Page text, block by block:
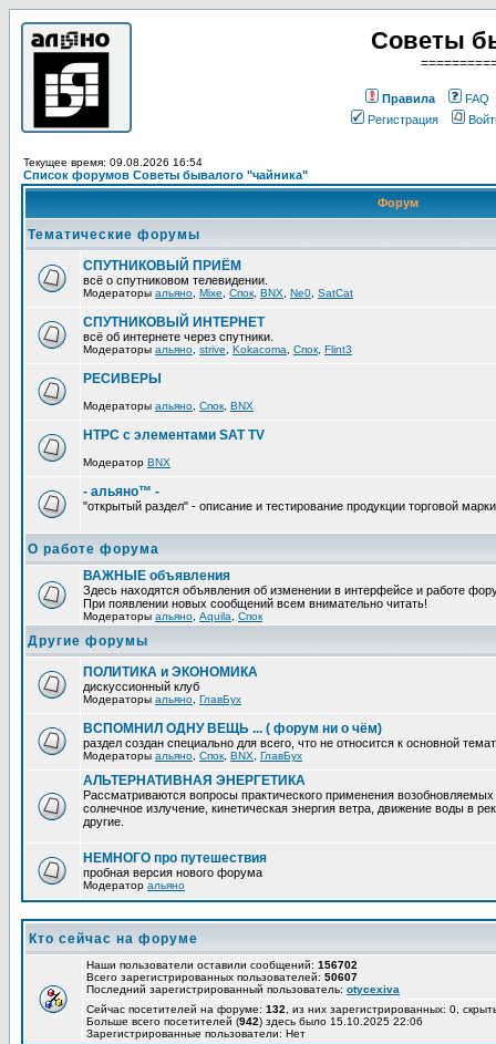
Советы
Правила
FAQ
Регистрация
Текущее время: 09.08.2026 16:54
Список форумов Советы бывалого "чайника"
Форум
Тематические форумы
СПУТНИКОВЫЙ ПРИЁМ
всё о спутниковом телевидении.
Модераторы альяно Mixe Спок BNX Ne0 SatCat
СПУТНИКОВЫЙ ИНТЕРНЕТ
всё об интернете через спутники.
Модераторы альяно strive Kokacoma Спок Flint3
РЕСИВЕРЫ
Модераторы альяно Спок BNX
HTPC с элементами SAT TV
Модератор BNX
- альяно™ -
"открытый раздел" - описание и тестирование продукции торговой
О работе форума
ВАЖНЫЕ объявления
Здесь находятся объявления об изменении в интерфейсе и работе
При появлении новых сообщений всем внимательно читать!
Модераторы альяно Aquila Спок
Другие форумы
ПОЛИТИКА и ЭКОНОМИКА
дискуссионный клуб
Модераторы альяно ГлавБух
ВСПОМНИЛ ОДНУ ВЕЩЬ ... ( форум ни о чём)
раздел создан специально для всего, что не относится к основной
Модераторы альяно Спок BNX ГлавБух
АЛЬТЕРНАТИВНАЯ ЭНЕРГЕТИКА
Рассматриваются вопросы практического применения
солнечное излучение, кинетическая энергия ветра, движение воды в
другие.
НЕМНОГО про путешествия
пробная версия нового форума
Модератор альяно
Кто сейчас на форуме
Наши пользователи оставили сообщений: 156702
Всего зарегистрированных пользователей: 50607
Последний зарегистрированный пользователь: otycexiva
Сейчас посетителей на форуме: 132 , из них зарегистрированных: 0,
Больше всего посетителей (942) здесь было 15.10.2025 22:06
Зарегистрированные пользователи: Нет